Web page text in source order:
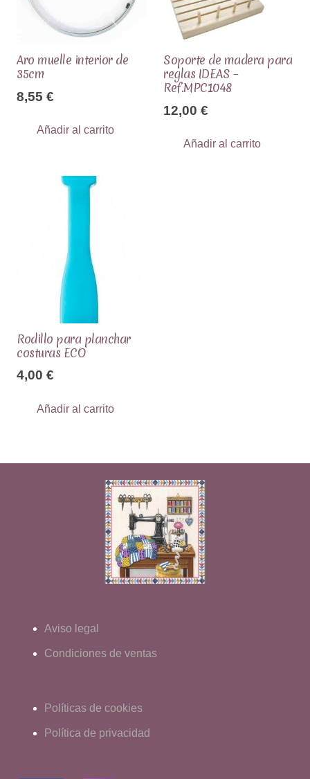
Aro muelle interior de
35cm
8,55 €
Añadir al carrito
Soporte de madera para
reglas IDEAS –
Ref.MPC1048
12,00 €
Añadir al carrito
Rodillo para planchar
costuras ECO
4,00 €
Añadir al carrito
Aviso legal
Condiciones de ventas
Políticas de cookies
Política de privacidad